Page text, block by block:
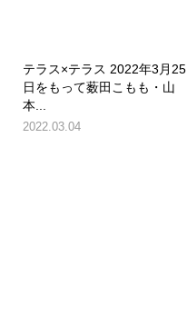
テラス×テラス 2022年3月25
日をもって薮田こもも・山
本...
2022.03.04